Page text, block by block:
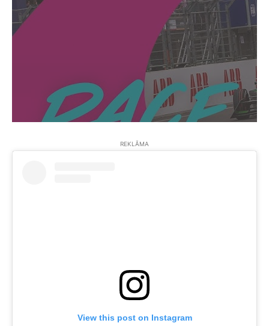
REKLĀMA
View this post on Instagram